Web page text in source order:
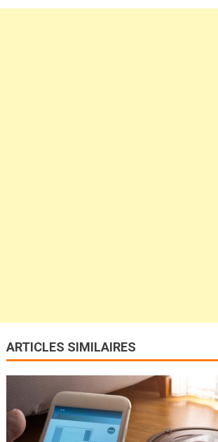
ARTICLES SIMILAIRES